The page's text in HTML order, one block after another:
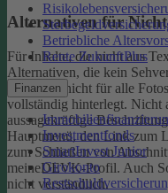
Betriebliche
Rente ZukunftPlus
Finanzen
Investmentfonds
SmartInvest Junior
Girokonto
Alternativen für
Für Inhalte, die nicht aus
Alternativen, die kein
sind noch nicht für alle
vollständig hinterlegt. Nicht
aussagekräftige
Hauptmenü, den Link zum
zum Schließen von
meineDEVK-Profil. Auch
nicht verständlich.